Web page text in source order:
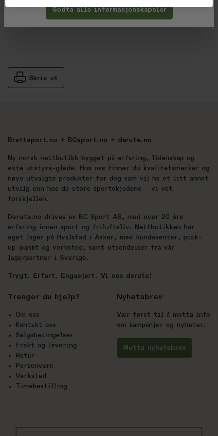
Produsent
Skriv ut
Brattsport.no + BCsport.no = derute.no
Ny norsk nettbutikk bygget på erfaring, lidenskap og
ekte utstyrs-glede. Hos oss finner du kvalitetsmerker og
nøye utvalgte produkter for deg som vil ha et litt annet
utvalg enn hos de store sportskjedene – vi vet
forskjellen.
Derute.no drives av BC Sport AS, med over 20 års
erfaring innen sport og friluftsliv. Nettbutikken har
eget lager på Hvalstad i Asker, med kundesenter, pick-
up-punkt og verksted, samt utsendelser fra vår
lagerpartner i Sverige.
Trygt. Erfart. Engasjert. Vi ses derute!
Trenger du hjelp?
Om oss
Kontakt oss
Salgsbetingelser
Frakt og levering
Retur
Personvern
Verksted
Timebestilling
Nyhetsbrev
Vær først til å motta info
om kampanjer og nyheter.
Motta nyhetsbrev
Godta alle informasjonskapsler